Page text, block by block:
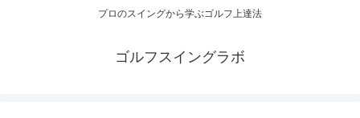
プロのスイングから学ぶゴルフ上達法
ゴルフスイングラボ